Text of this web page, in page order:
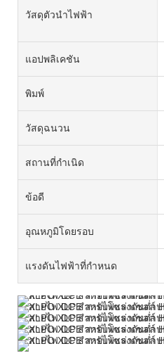
วัสดุตัวนำไฟฟ้า
แอปพลิเคชัน
พิมพ์
วัสดุฉนวน
สถานที่กำเนิด
ข้อดี
อุณหภูมิโดยรอบ
แรงดันไฟฟ้าที่กำหนด